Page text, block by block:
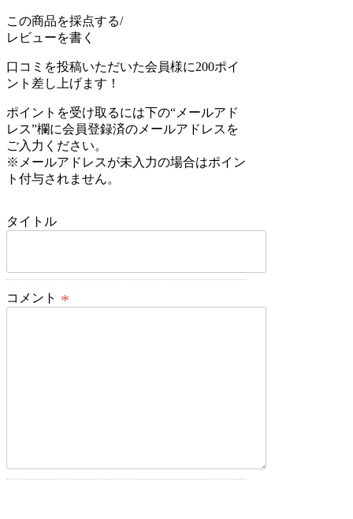
この商品を採点する/
レビューを書く
口コミを投稿いただいた会員様に200ポイ
ント差し上げます！
ポイントを受け取るには下の“メールアド
レス”欄に会員登録済のメールアドレスを
ご入力ください。
※メールアドレスが未入力の場合はポイン
ト付与されません。
タイトル
コメント *